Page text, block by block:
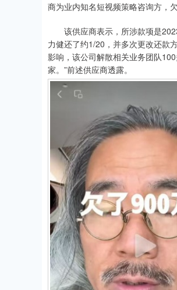
商为业内知名短视频策略咨询方，
该供应商表示，所涉款项是2023
力健还了约1/20，并多次更改还款
影响，该公司解散相关业务团队
家。”前述供应商透露。